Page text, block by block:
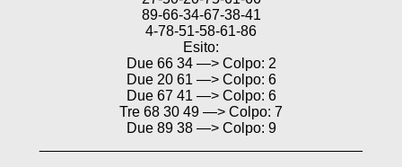
89-66-34-67-38-41
4-78-51-58-61-86
Esito:
Due 66 34 —> Colpo: 2
Due 20 61 —> Colpo: 6
Due 67 41 —> Colpo: 6
Tre 68 30 49 —> Colpo: 7
Due 89 38 —> Colpo: 9